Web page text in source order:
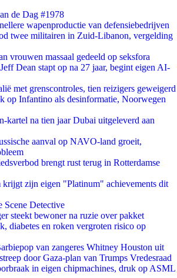
de Dag #1978
wapenproductie van defensiebedrijven
twee militairen in Zuid-Libanon, vergelding
vrouwen massaal gedeeld op seksfora
Dean stapt op na 27 jaar, begint eigen AI-
met grenscontroles, tien reizigers geweigerd
op Infantino als desinformatie, Noorwegen
kartel na tien jaar Dubai uitgeleverd aan
aanval op NAVO-land groeit,
brengt rust terug in Rotterdamse
zijn eigen "Platinum" achievements dit
Scene Detective
steekt bewoner na ruzie over pakket
diabetes en roken vergroten risico op
van zangeres Whitney Houston uit
door Gaza-plan van Trumps Vredesraad
in eigen chipmachines, druk op ASML